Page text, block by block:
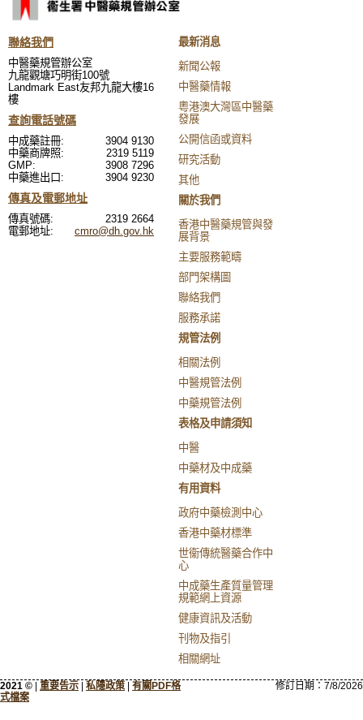
聯絡我們
中醫藥規管辦公室
九龍觀塘巧明街100號
Landmark East友邦九龍大樓16
樓
查詢電話號碼
中成藥註冊:
3904 9130
中藥商牌照:
2319 5119
GMP:
3908 7296
中藥進出口:
3904 9230
傳真及電郵地址
傳真號碼:
2319 2664
電郵地址:
cmro@dh.gov.hk
最新消息
新聞公報
中醫藥情報
粵港澳大灣區中醫藥
發展
公開信函或資料
研究活動
其他
關於我們
香港中醫藥規管與發
展背景
主要服務範疇
部門架構圖
聯絡我們
服務承諾
規管法例
相關法例
中醫規管法例
中藥規管法例
表格及申請須知
中醫
中藥材及中成藥
有用資料
政府中藥檢測中心
香港中藥材標準
世衞傳統醫藥合作中
心
中成藥生產質量管理
規範網上資源
健康資訊及活動
刊物及指引
相關網址
2021 © | 重要告示 | 私隱政策 | 有關PDF格
式檔案
修訂日期： 7/8/2026